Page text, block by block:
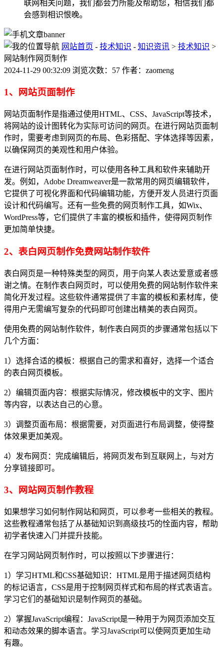
联网相关问题，我们都会力所能及帮助您，相信我们都
会感到相识恨晚。
网站首页 - 技术知识 - 知识资讯 > 技术知识 >
网站制作网页制作
2024-11-29 00:32:09 浏览次数：57 作者：zaomeng
1、网站页面制作
网站页面制作是指通过使用HTML、CSS、JavaScript等技术，
将网站的设计图转化为实际可访问的网页。在进行网站页面制
作时，需要考虑到网页的布局、色彩搭配、字体选择等因素，
以确保网页的美观性和用户体验。
在进行网站页面制作时，可以使用各种工具和软件来辅助开
发。例如，Adobe Dreamweaver是一款常用的网页编辑软件，
它提供了可视化界面和代码编辑功能，方便开发人员进行页面
设计和代码编写。还有一些免费的网页制作工具，如Wix、
WordPress等，它们提供了丰富的模板和插件，使得网页制作
更加简单快捷。
2、表白网页制作免费网站制作软件
表白网页是一种特殊类型的网页，用于向某人表达爱意或者感
谢之情。在制作表白网页时，可以使用免费的网站制作软件来
简化开发过程。这些软件通常提供了丰富的模板和素材库，使
得用户无需编写复杂的代码即可创建出精美的表白网页。
使用免费的网站制作软件，制作表白网页的步骤通常包括以下
几个方面：
1）选择合适的模板：根据自己的需求和喜好，选择一个适合
的表白网页模板。
2）编辑页面内容：根据实际情况，修改模板中的文字、图片
等内容，以表达自己的心意。
3）调整页面布局：根据需要，对页面进行布局调整，使得整
体效果更加美观。
4）发布网页：完成编辑后，将网页发布到互联网上，与对方
分享链接即可。
3、网站网页制作教程
如果想学习如何制作网站和网页，可以参考一些相关的教程。
这些教程通常包括了从基础知识到高级技巧的恮面内容，帮助
初学者快速入门并提升技能。
在学习网站网页制作时，可以按照以下步骤进行：
1）学习HTML和CSS基础知识：HTML是用于描述网页结构
的标记语言，CSS是用于控制网页样式和布局的样式表语言。
学习它们的基础知识是制作网页的基础。
2）掌握JavaScript编程：JavaScript是一种用于为网页添加交互
和动态效果的脚本语言。学习JavaScript可以使网页更加生动
有趣。